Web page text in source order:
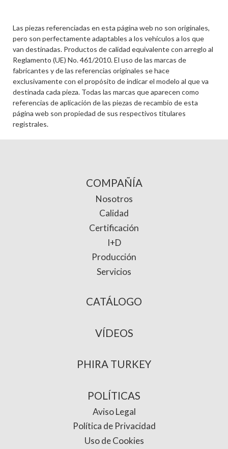
Las piezas referenciadas en esta página web no son originales,
pero son perfectamente adaptables a los vehículos a los que
van destinadas. Productos de calidad equivalente con arreglo al
Reglamento (UE) No. 461/2010. El uso de las marcas de
fabricantes y de las referencias originales se hace
exclusivamente con el propósito de indicar el modelo al que va
destinada cada pieza. Todas las marcas que aparecen como
referencias de aplicación de las piezas de recambio de esta
página web son propiedad de sus respectivos titulares
registrales.
COMPAÑÍA
Nosotros
Calidad
Certificación
I+D
Producción
Servicios
CATÁLOGO
VÍDEOS
PHIRA TURKEY
POLÍTICAS
Aviso Legal
Política de Privacidad
Uso de Cookies